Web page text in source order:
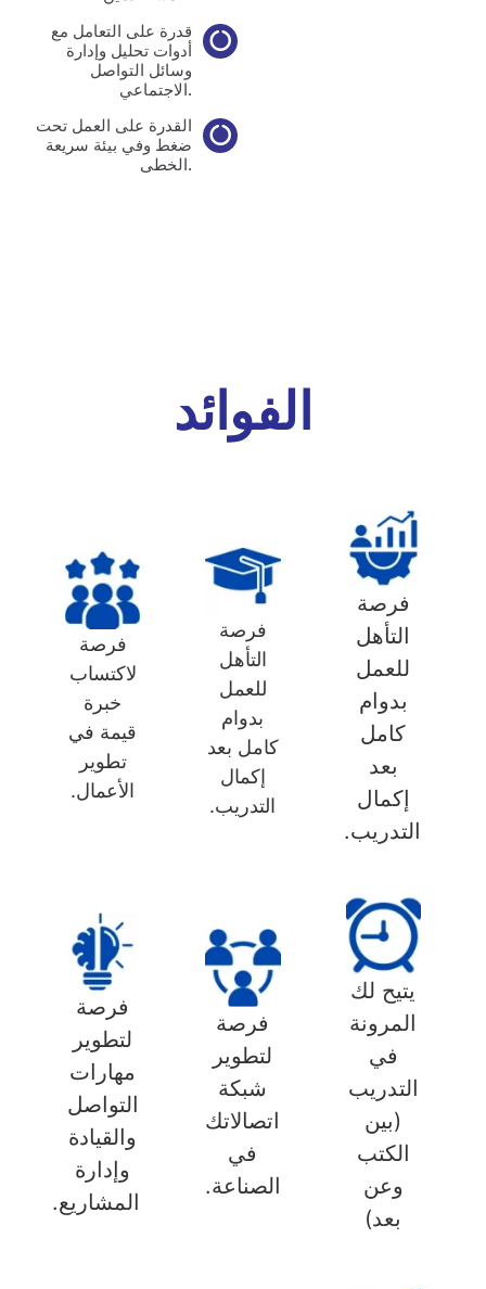
قدرة على التعامل مع
أدوات تحليل وإدارة
وسائل التواصل
الاجتماعي.
القدرة على العمل تحت
ضغط وفي بيئة سريعة
الخطى.
الفوائد
فرصة
لاكتساب
خبرة
قيمة في
تطوير
الأعمال.
فرصة
التأهل
للعمل
بدوام
كامل بعد
إكمال
التدريب.
فرصة
التأهل
للعمل
بدوام
كامل
بعد
إكمال
التدريب.
فرصة
لتطوير
مهارات
التواصل
والقيادة
وإدارة
المشاريع.
فرصة
لتطوير
شبكة
اتصالاتك
في
الصناعة.
يتيح لك
المرونة
في
التدريب
(بين
الكتب
وعن
بعد)